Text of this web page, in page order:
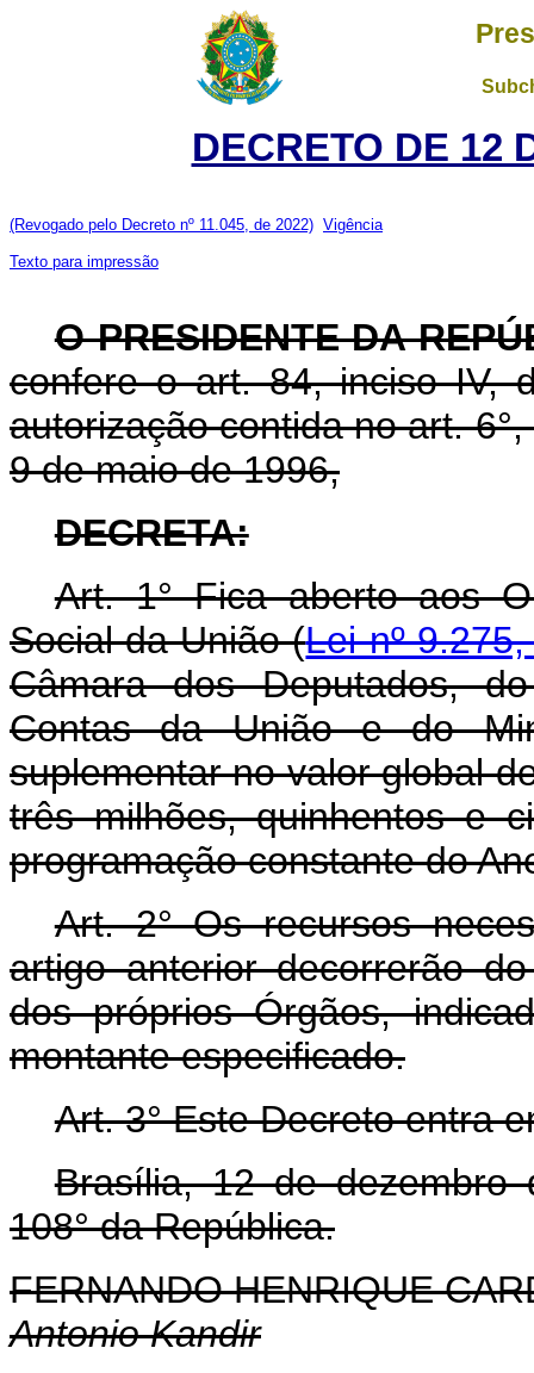
DECRETO DE 12
(Revogado pelo Decreto nº 11.045, de 2022) Vigência
Texto para impressão
O PRESIDENTE DA
confere o art. 84, inciso IV,
autorização contida no art.
9 de maio de 1996,
DECRETA:
Art. 1° Fica aberto aos
Social da União (Lei nº
Câmara dos Deputados,
Contas da União e do
suplementar no valor global
três milhões, quinhentos e
programação constante do
Art. 2° Os recursos
artigo anterior decorrerão
dos próprios Órgãos,
montante especificado.
Art. 3° Este Decreto entra
Brasília, 12 de dezembro
108° da República.
FERNANDO HENRIQUE
Antonio Kandir